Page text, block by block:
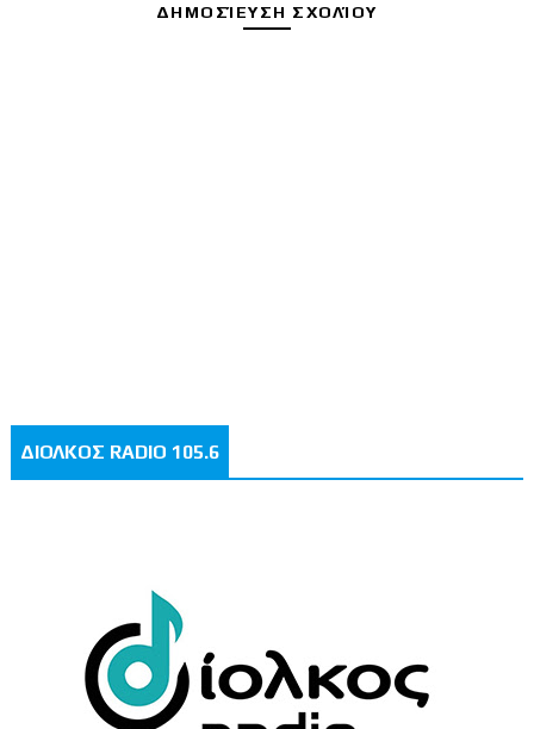
ΔΗΜΟΣΊΕΥΣΗ ΣΧΟΛΊΟΥ
ΔΙΟΛΚΟΣ RADIO 105.6